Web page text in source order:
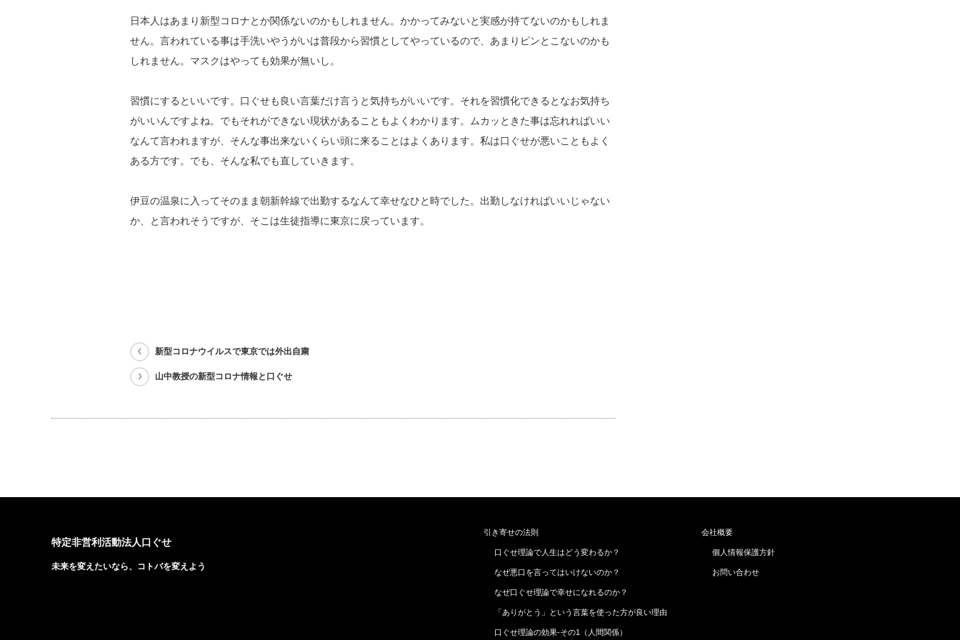
日本人はあまり新型コロナとか関係ないのかもしれません。かかってみないと実感が持てないのかもしれま
せん。言われている事は手洗いやうがいは普段から習慣としてやっているので、あまりピンとこないのかも
しれません。マスクはやっても効果が無いし。
習慣にするといいです。口ぐせも良い言葉だけ言うと気持ちがいいです。それを習慣化できるとなお気持ち
がいいんですよね。でもそれができない現状があることもよくわかります。ムカッときた事は忘れればいい
なんて言われますが、そんな事出来ないくらい頭に来ることはよくあります。私は口ぐせが悪いこともよく
ある方です。でも、そんな私でも直していきます。
伊豆の温泉に入ってそのまま朝新幹線で出勤するなんて幸せなひと時でした。出勤しなければいいじゃない
か、と言われそうですが、そこは生徒指導に東京に戻っています。
新型コロナウイルスで東京では外出自粛
山中教授の新型コロナ情報と口ぐせ
特定非営利活動法人口ぐせ
未来を変えたいなら、コトバを変えよう
引き寄せの法則
口ぐせ理論で人生はどう変わるか？
なぜ悪口を言ってはいけないのか？
なぜ口ぐせ理論で幸せになれるのか？
「ありがとう」という言葉を使った方が良い理由
口ぐせ理論の効果-その1（人間関係）
会社概要
個人情報保護方針
お問い合わせ